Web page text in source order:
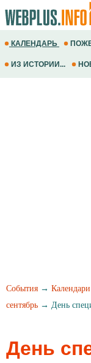
КАЛЕНДАРЬ
ИЗ ИСТОРИИ...
События → Календари
сентябрь → День
День